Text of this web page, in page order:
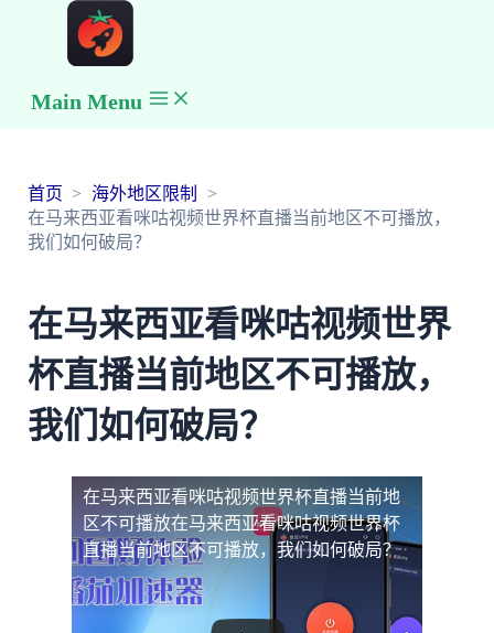
Main Menu
首页
海外地区限制
在马来西亚看咪咕视频世界杯直播当前地区不可播放，
我们如何破局？
在马来西亚看咪咕视频世界
杯直播当前地区不可播放，
我们如何破局？
在马来西亚看咪咕视频世界杯直播当前地
区不可播放在马来西亚看咪咕视频世界杯
直播当前地区不可播放，我们如何破局？